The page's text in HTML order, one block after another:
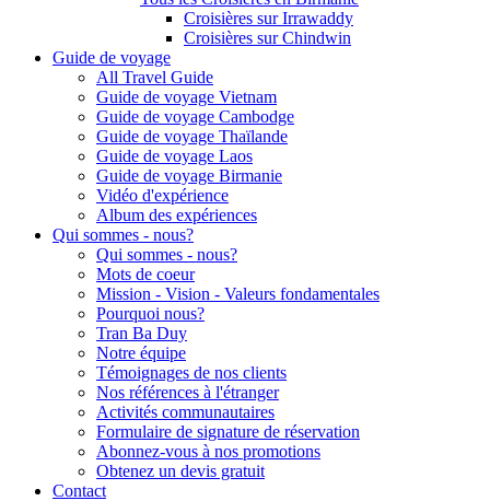
Croisières sur Irrawaddy
Croisières sur Chindwin
Guide de voyage
All Travel Guide
Guide de voyage Vietnam
Guide de voyage Cambodge
Guide de voyage Thaïlande
Guide de voyage Laos
Guide de voyage Birmanie
Vidéo d'expérience
Album des expériences
Qui sommes - nous?
Qui sommes - nous?
Mots de coeur
Mission - Vision - Valeurs fondamentales
Pourquoi nous?
Tran Ba Duy
Notre équipe
Témoignages de nos clients
Nos références à l'étranger
Activités communautaires
Formulaire de signature de réservation
Abonnez-vous à nos promotions
Obtenez un devis gratuit
Contact